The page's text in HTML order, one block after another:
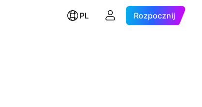
PL Rozpocznij